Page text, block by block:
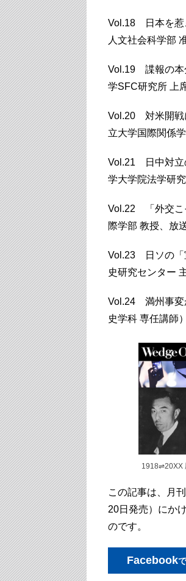
Vol.18 日本を惹
人文社会科学部
Vol.19 諜報の本
学SFC研究所 上
Vol.20 対米開戦
立大学国際関係
Vol.21 日中対立
学大学院法学研究
Vol.22 「外交こ
際学部 教授、放
Vol.23 日ソの「
史研究センター
Vol.24 満州事変
史学科 専任講師）
1918⇌20XX
この記事は、月
20日発売）にか
のです。
Facebook